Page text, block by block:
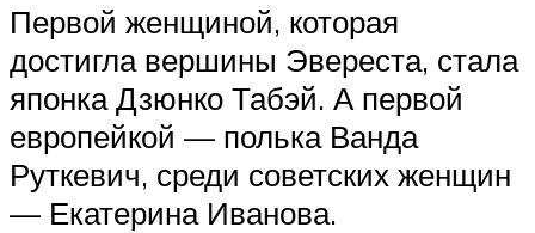
Первой женщиной, которая
достигла вершины Эвереста, стала
японка Дзюнко Табэй. А первой
европейкой — полька Ванда
Руткевич, среди советских женщин
— Екатерина Иванова.